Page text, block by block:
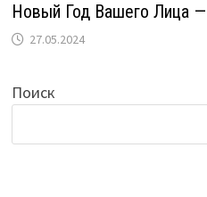
Новый Год Вашего Лица
27.05.2024
Поиск